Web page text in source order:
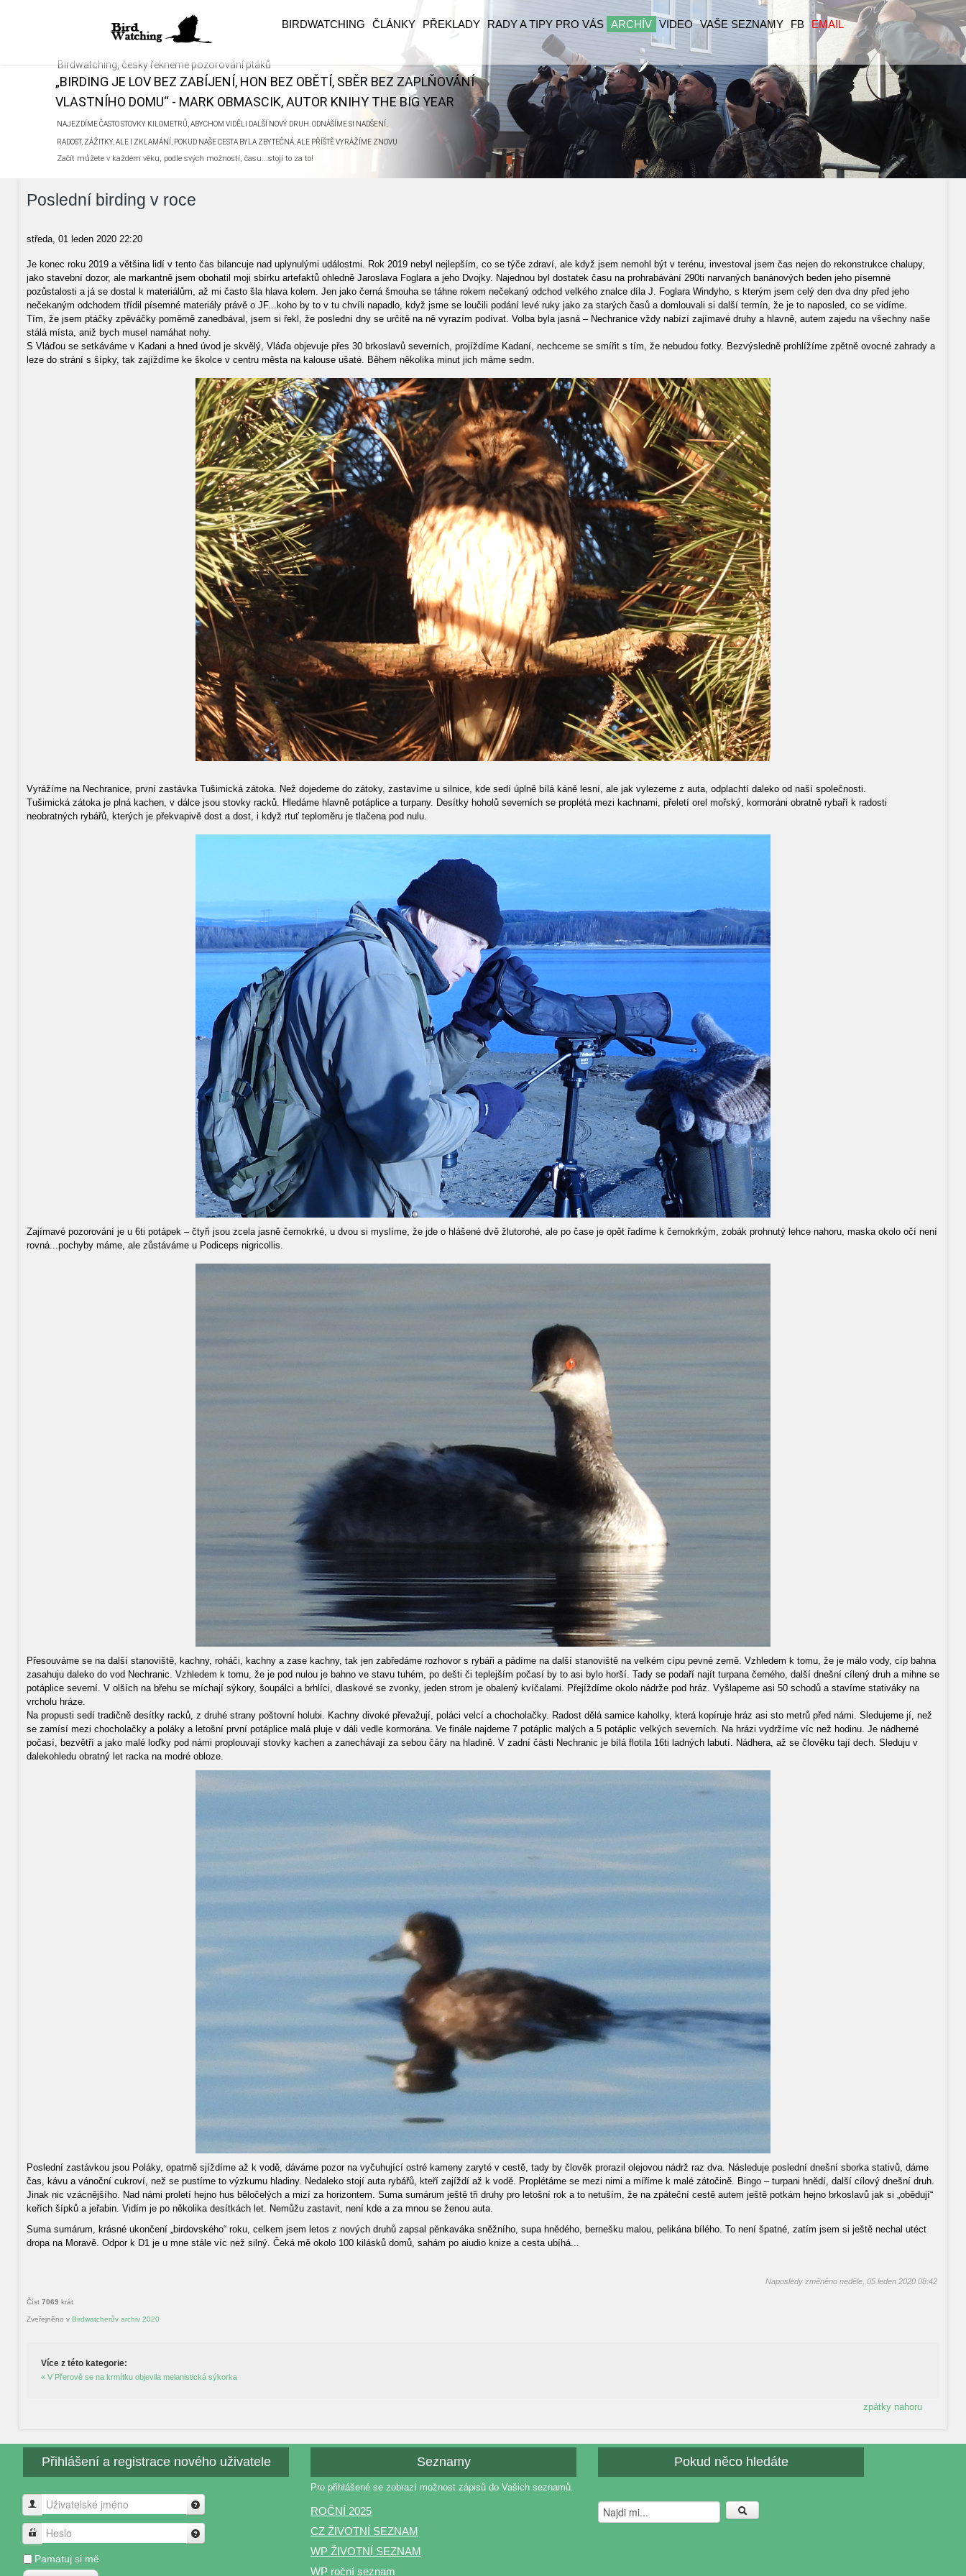
BIRDWATCHING ČLÁNKY PŘEKLADY RADY A TIPY PRO VÁS ARCHÍV VIDEO VAŠE SEZNAMY FB EMAIL
Birdwatching, česky řekneme pozorování ptáků
„BIRDING JE LOV BEZ ZABÍJENÍ, HON BEZ OBĚTÍ, SBĚR BEZ ZAPLŇOVÁNÍ
VLASTNÍHO DOMU“ - MARK OBMASCIK, AUTOR KNIHY THE BIG YEAR
NAJEZDÍME ČASTO STOVKY KILOMETRŮ, ABYCHOM VIDĚLI DALŠÍ NOVÝ DRUH. ODNÁŠÍME SI NADŠENÍ,
RADOST, ZÁŽITKY, ALE I ZKLAMÁNÍ, POKUD NAŠE CESTA BYLA ZBYTEČNÁ, ALE PŘÍŠTĚ VYRÁŽÍME ZNOVU
Začít můžete v každém věku, podle svých možností, času...stojí to za to!
Poslední birding v roce
středa, 01 leden 2020 22:20
Je konec roku 2019 a většina lidí v tento čas bilancuje nad uplynulými událostmi. Rok 2019 nebyl nejlepším, co se týče zdraví, ale když jsem nemohl být v terénu, investoval jsem čas nejen do rekonstrukce chalupy,
jako stavební dozor, ale markantně jsem obohatil moji sbírku artefaktů ohledně Jaroslava Foglara a jeho Dvojky. Najednou byl dostatek času na prohrabávání 290ti narvaných banánových beden jeho písemné
pozůstalosti a já se dostal k materiálům, až mi často šla hlava kolem. Jen jako černá šmouha se táhne rokem nečekaný odchod velkého znalce díla J. Foglara Windyho, s kterým jsem celý den dva dny před jeho
nečekaným odchodem třídil písemné materiály právě o JF...koho by to v tu chvíli napadlo, když jsme se loučili podání levé ruky jako za starých časů a domlouvali si další termín, že je to naposled, co se vidíme.
Tím, že jsem ptáčky zpěváčky poměrně zanedbával, jsem si řekl, že poslední dny se určitě na ně vyrazím podívat. Volba byla jasná – Nechranice vždy nabízí zajímavé druhy a hlavně, autem zajedu na všechny naše
stálá místa, aniž bych musel namáhat nohy.
S Vláďou se setkáváme v Kadani a hned úvod je skvělý, Vláďa objevuje přes 30 brkoslavů severních, projíždíme Kadaní, nechceme se smířit s tím, že nebudou fotky. Bezvýsledně prohlížíme zpětně ovocné zahrady a
leze do strání s šípky, tak zajíždíme ke školce v centru města na kalouse ušaté. Během několika minut jich máme sedm.
Vyrážíme na Nechranice, první zastávka Tušimická zátoka. Než dojedeme do zátoky, zastavíme u silnice, kde sedí úplně bílá káně lesní, ale jak vylezeme z auta, odplachtí daleko od naší společnosti.
Tušimická zátoka je plná kachen, v dálce jsou stovky racků. Hledáme hlavně potáplice a turpany. Desítky hoholů severních se proplétá mezi kachnami, přeletí orel mořský, kormoráni obratně rybaří k radosti
neobratných rybářů, kterých je překvapivě dost a dost, i když rtuť teploměru je tlačena pod nulu.
Zajímavé pozorování je u 6ti potápek – čtyři jsou zcela jasně černokrké, u dvou si myslíme, že jde o hlášené dvě žlutorohé, ale po čase je opět řadíme k černokrkým, zobák prohnutý lehce nahoru, maska okolo očí není
rovná...pochyby máme, ale zůstáváme u Podiceps nigricollis.
Přesouváme se na další stanoviště, kachny, roháči, kachny a zase kachny, tak jen zabředáme rozhovor s rybáři a pádíme na další stanoviště na velkém cípu pevné země. Vzhledem k tomu, že je málo vody, cíp bahna
zasahuju daleko do vod Nechranic. Vzhledem k tomu, že je pod nulou je bahno ve stavu tuhém, po dešti či teplejším počasí by to asi bylo horší. Tady se podaří najít turpana černého, další dnešní cílený druh a mihne se
potáplice severní. V olších na břehu se míchají sýkory, šoupálci a brhlíci, dlaskové se zvonky, jeden strom je obalený kvíčalami. Přejíždíme okolo nádrže pod hráz. Vyšlapeme asi 50 schodů a stavíme stativáky na
vrcholu hráze.
Na propusti sedí tradičně desítky racků, z druhé strany poštovní holubi. Kachny divoké převažují, poláci velcí a chocholačky. Radost dělá samice kaholky, která kopíruje hráz asi sto metrů před námi. Sledujeme jí, než
se zamísí mezi chocholačky a poláky a letošní první potáplice malá pluje v dáli vedle kormorána. Ve finále najdeme 7 potáplic malých a 5 potáplic velkých severních. Na hrázi vydržíme víc než hodinu. Je nádherné
počasí, bezvětří a jako malé loďky pod námi proplouvají stovky kachen a zanechávají za sebou čáry na hladině. V zadní části Nechranic je bílá flotila 16ti ladných labutí. Nádhera, až se člověku tají dech. Sleduju v
dalekohledu obratný let racka na modré obloze.
Poslední zastávkou jsou Poláky, opatrně sjíždíme až k vodě, dáváme pozor na vyčuhující ostré kameny zaryté v cestě, tady by člověk prorazil olejovou nádrž raz dva. Následuje poslední dnešní sborka stativů, dáme
čas, kávu a vánoční cukroví, než se pustíme to výzkumu hladiny. Nedaleko stojí auta rybářů, kteří zajíždí až k vodě. Proplétáme se mezi nimi a míříme k malé zátočině. Bingo – turpani hnědí, další cílový dnešní druh.
Jinak nic vzácnějšího. Nad námi proletí hejno hus běločelých a mizí za horizontem. Suma sumárum ještě tři druhy pro letošní rok a to netuším, že na zpáteční cestě autem ještě potkám hejno brkoslavů jak si „obědují“
keřích šípků a jeřabin. Vidím je po několika desítkách let. Nemůžu zastavit, není kde a za mnou se ženou auta.
Suma sumárum, krásné ukončení „birdovského“ roku, celkem jsem letos z nových druhů zapsal pěnkaváka sněžního, supa hnědého, bernešku malou, pelikána bílého. To není špatné, zatím jsem si ještě nechal utéct
dropa na Moravě. Odpor k D1 je u mne stále víc než silný. Čeká mě okolo 100 kilásků domů, sahám po aiudio knize a cesta ubíhá...
Naposledy změněno neděle, 05 leden 2020 08:42
Číst 7069 krát
Zveřejněno v Birdwatcherův archiv 2020
Více z této kategorie:
« V Přerově se na krmítku objevila melanistická sýkorka
zpátky nahoru
Přihlášení a registrace nového uživatele
Uživatelské jméno
Heslo
Pamatuj si mě
Seznamy
Pro přihlášené se zobrazí možnost zápisů do Vašich seznamů.
ROČNÍ 2025
CZ ŽIVOTNÍ SEZNAM
WP ŽIVOTNÍ SEZNAM
WP roční seznam
Pokud něco hledáte